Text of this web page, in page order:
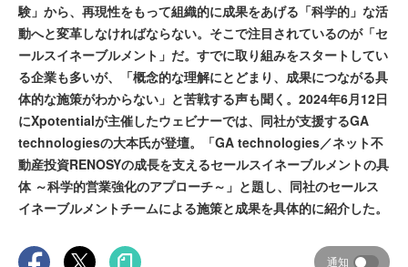
験」から、再現性をもって組織的に成果をあげる「科学的」な活
動へと変革しなければならない。そこで注目されているのが「セ
ールスイネーブルメント」だ。すでに取り組みをスタートしてい
る企業も多いが、「概念的な理解にとどまり、成果につながる具
体的な施策がわからない」と苦戦する声も聞く。2024年6月12日
にXpotentialが主催したウェビナーでは、同社が支援するGA
technologiesの大本氏が登壇。「GA technologies／ネット不
動産投資RENOSYの成長を支えるセールスイネーブルメントの具
体 ～科学的営業強化のアプローチ～」と題し、同社のセールス
イネーブルメントチームによる施策と成果を具体的に紹介した。
通知